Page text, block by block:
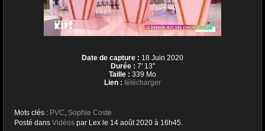
Date de capture : 18 Juin 2020
Durée : 7' 13''
Taille : 339 Mo
Lien : télécharger
Mots clés : PVC, Sophie Coste
Posté dans Vidéos par Lex le 14 août 2020 à 16h45.